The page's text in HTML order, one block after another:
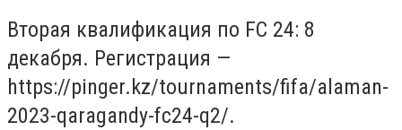
Вторая квалификация по FC 24: 8
декабря. Регистрация —
https://pinger.kz/tournaments/fifa/alaman-
2023-qaragandy-fc24-q2/.